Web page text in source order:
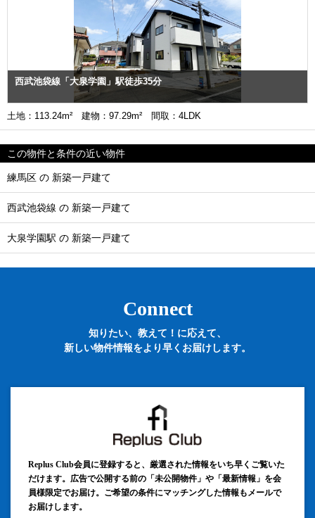
西武池袋線「大泉学園」駅徒歩35分
土地：113.24m² 建物：97.29m² 間取：4LDK
この物件と条件の近い物件
練馬区 の 新築一戸建て
西武池袋線 の 新築一戸建て
大泉学園駅 の 新築一戸建て
Connect
知りたい、教えて！に応えて、
新しい物件情報をより早くお届けします。
Replus Club会員に登録すると、厳選された情報をいち早くご覧いた
だけます。広告で公開する前の「未公開物件」や「最新情報」を会
員様限定でお届け。ご希望の条件にマッチングした情報もメールで
お届けします。